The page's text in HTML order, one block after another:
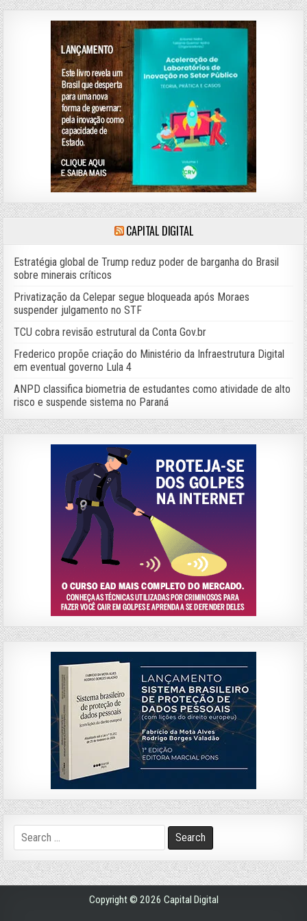
CAPITAL DIGITAL
Estratégia global de Trump reduz poder de barganha do Brasil
sobre minerais críticos
Privatização da Celepar segue bloqueada após Moraes
suspender julgamento no STF
TCU cobra revisão estrutural da Conta Gov.br
Frederico propõe criação do Ministério da Infraestrutura Digital
em eventual governo Lula 4
ANPD classifica biometria de estudantes como atividade de alto
risco e suspende sistema no Paraná
Search
for:
Copyright © 2026 Capital Digital